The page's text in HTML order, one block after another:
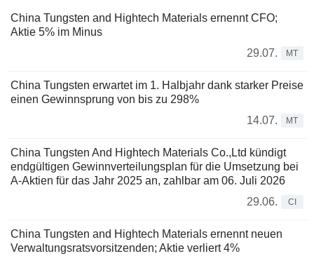
China Tungsten and Hightech Materials ernennt CFO;
Aktie 5% im Minus
29.07.
MT
China Tungsten erwartet im 1. Halbjahr dank starker Preise
einen Gewinnsprung von bis zu 298%
14.07.
MT
China Tungsten And Hightech Materials Co.,Ltd kündigt
endgültigen Gewinnverteilungsplan für die Umsetzung bei
A-Aktien für das Jahr 2025 an, zahlbar am 06. Juli 2026
29.06.
CI
China Tungsten and Hightech Materials ernennt neuen
Verwaltungsratsvorsitzenden; Aktie verliert 4%